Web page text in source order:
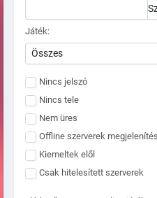
Játék:
Nincs jelszó
Nincs tele
Nem üres
Offline szerverek
Kiemeltek elől
Csak hitelesített szerverek